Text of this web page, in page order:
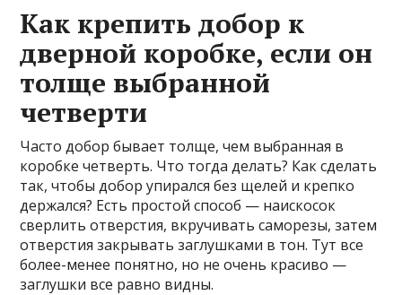
Как крепить добор к
дверной коробке, если он
толще выбранной
четверти
Часто добор бывает толще, чем выбранная в
коробке четверть. Что тогда делать? Как сделать
так, чтобы добор упирался без щелей и крепко
держался? Есть простой способ — наискосок
сверлить отверстия, вкручивать саморезы, затем
отверстия закрывать заглушками в тон. Тут все
более-менее понятно, но не очень красиво —
заглушки все равно видны.